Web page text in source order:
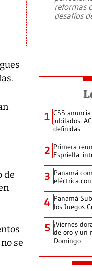
de
se
reformas
desafíos
1 CSS
jubilados:
definidas
2 Primera
Espriella:
3 Panamá
eléctrica
4 Panamá
los Juegos
5 ¡Viernes
de oro y un
Domingo